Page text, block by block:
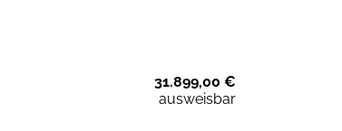
31.899,00 €
ausweisbar